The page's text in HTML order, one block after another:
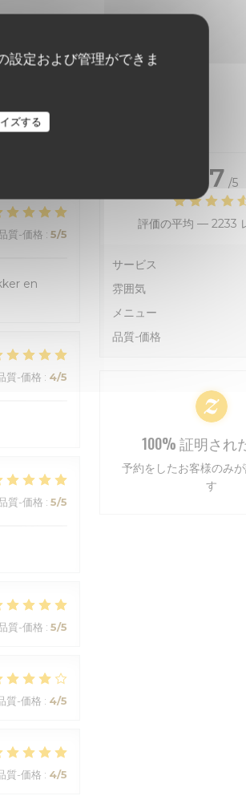
設定および管理ができま
ズする
質-価格 : 5/5
en
質-価格 : 4/5
質-価格 : 5/5
質-価格 : 5/5
質-価格 : 4/5
質-価格 : 4/5
4.7 /5
評価の平均 — 2233
サービス
雰囲気
メニュー
品質-価格
100% 証明され
予約をしたお客様のみ
す